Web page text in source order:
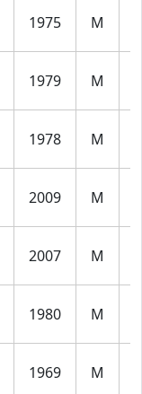
1975 M
1979 M
1978 M
2009 M
2007 M
1980 M
1969 M